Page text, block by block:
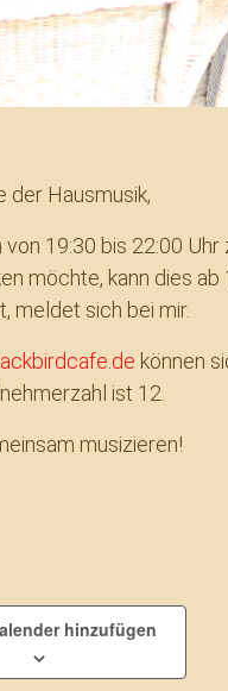
der Hausmusik,
von 19:30 bis 22:00
möchte, kann dies
meldet sich bei mir.
können
ist 12.
musizieren!
hinzufügen